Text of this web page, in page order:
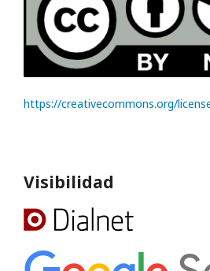
https://creativecommons.org/
Visibilidad